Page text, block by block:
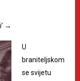
→
U
braniteljskom
se svijetu